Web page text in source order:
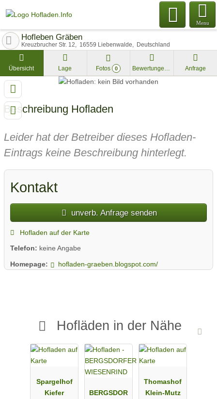
Menu
Hofleben Gräben
Kreuzbrucher Str. 12 16559 Liebenwalde Deutschland
Übersicht Lage Fotos 0 Bewertungen Anfrage
Beschreibung Hofladen
Leider hat der Betreiber dieses Hofladen-
Eintrags keine Beschreibung hinterlegt.
Kontakt
unverb. Anfrage senden
Hofladen auf der Karte
Telefon: keine Angabe
Homepage: hofladen-graeben.blogspot.com/
Hofläden in der Nähe
Spargelhof
Kiefer
BERGSDOR
Thomashof
Klein-Mutz